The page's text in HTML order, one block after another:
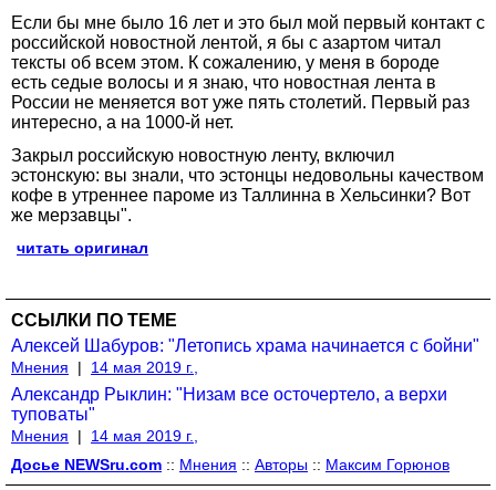
Если бы мне было 16 лет и это был мой первый контакт с
российской новостной лентой, я бы с азартом читал
тексты об всем этом. К сожалению, у меня в бороде
есть седые волосы и я знаю, что новостная лента в
России не меняется вот уже пять столетий. Первый раз
интересно, а на 1000-й нет.
Закрыл российскую новостную ленту, включил
эстонскую: вы знали, что эстонцы недовольны качеством
кофе в утреннее пароме из Таллинна в Хельсинки? Вот
же мерзавцы".
читать оригинал
ССЫЛКИ ПО ТЕМЕ
Алексей Шабуров: "Летопись храма начинается с бойни"
Мнения | 14 мая 2019 г.,
Александр Рыклин: "Низам все осточертело, а верхи
туповаты"
Мнения |
14 мая 2019 г.,
Досье NEWSru.com :: Мнения :: Авторы :: Максим Горюнов